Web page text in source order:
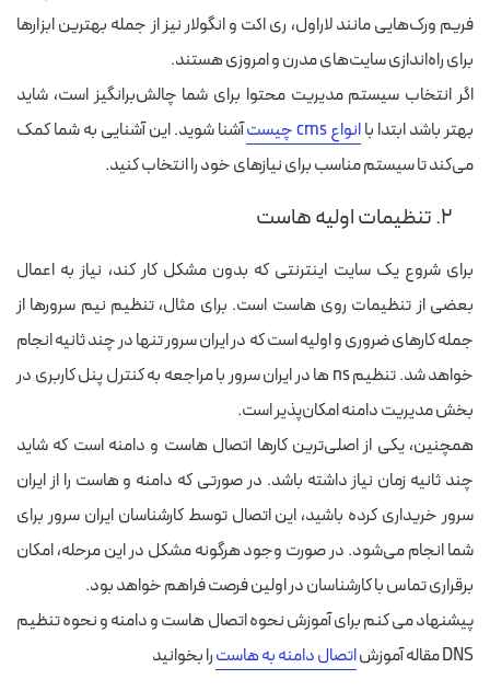
فریم ورک‌هایی مانند لاراول، ری اکت و انگولار نیز از جمله بهترین ابزارها
برای راه‌اندازی سایت‌های مدرن و امروزی هستند.
اگر انتخاب سیستم مدیریت محتوا برای شما چالش‌برانگیز است، شاید
بهتر باشد ابتدا باانواع cms چیست
آشنا شوید. این آشنایی به شما کمک
می‌کند تا سیستم مناسب برای نیازهای خود را انتخاب کنید.
۲. تنظیمات اولیه هاست
برای شروع یک سایت اینترنتی که بدون مشکل کار کند، نیاز به اعمال
بعضی از تنظیمات روی هاست است. برای مثال، تنظیم نیم‌ سرورها از
جمله کارهای ضروری و اولیه است که در ایران سرور تنها در چند ثانیه انجام
خواهد شد. تنظیم ns ها در ایران سرور با مراجعه به کنترل پنل کاربری در
بخش مدیریت دامنه امکان‌پذیر است.
همچنین، یکی از اصلی‌ترین کارها اتصال هاست و دامنه است که شاید
چند ثانیه زمان نیاز داشته باشد. در صورتی که دامنه و هاست را از ایران
سرور خریداری کرده باشید، این اتصال توسط کارشناسان ایران سرور برای
شما انجام می‌شود. در صورت وجود هرگونه مشکل در این مرحله، امکان
برقراری تماس با کارشناسان در اولین فرصت فراهم خواهد بود.
پیشنهاد می کنم برای آموزش نحوه اتصال هاست و دامنه و نحوه تنظیم
DNS مقاله آموزش
اتصال دامنه به هاسترا بخوانید